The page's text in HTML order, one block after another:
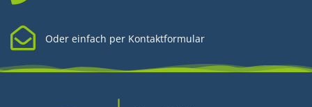
Oder einfach per Kontaktformular